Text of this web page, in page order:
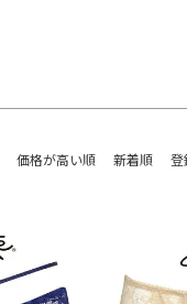
価格が高い順 新着順 登